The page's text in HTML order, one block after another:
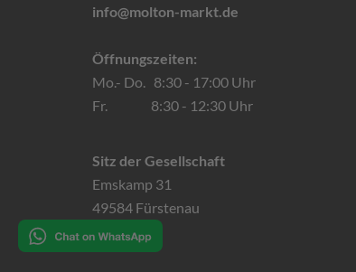
info@molton-markt.de
Öffnungszeiten:
Mo.- Do. 8:30 - 17:00 Uhr
Fr. 8:30 - 12:30 Uhr
Sitz der Gesellschaft
Emskamp 31
49584 Fürstenau